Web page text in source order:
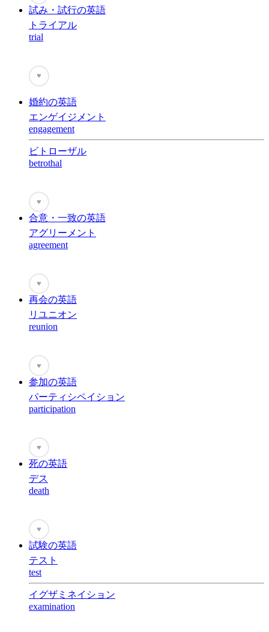
試み・試行の英語
トライアル
trial
♥
婚約の英語
エンゲイジメント
engagement
ビトローザル
betrothal
♥
合意・一致の英語
アグリーメント
agreement
♥
再会の英語
リユニオン
reunion
♥
参加の英語
パーティシペイション
participation
♥
死の英語
デス
death
♥
試験の英語
テスト
test
イグザミネイション
examination